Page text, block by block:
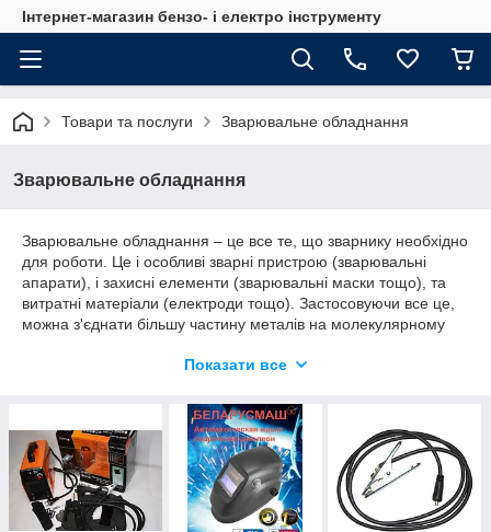
Інтернет-магазин бензо- і електро інструменту
Товари та послуги Зварювальне обладнання
Зварювальне обладнання
Зварювальне обладнання – це все те, що зварнику необхідно
для роботи. Це і особливі зварні пристрою (зварювальні
апарати), і захисні елементи (зварювальні маски тощо), та
витратні матеріали (електроди тощо). Застосовуючи все це,
можна з'єднати більшу частину металів на молекулярному
Зварювальні апарати:
Плазморезы (CUT)
Аргонники (TIG)
Напівавтомати (MIG/MMA)
Інвертори (MMA)
Показати все